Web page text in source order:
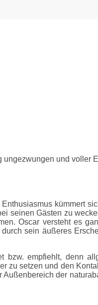
und voller
kümmert
seinen Gästen zu
Oscar versteht es
sein äußeres
bzw. empfiehlt, denn
zu setzen und den
der